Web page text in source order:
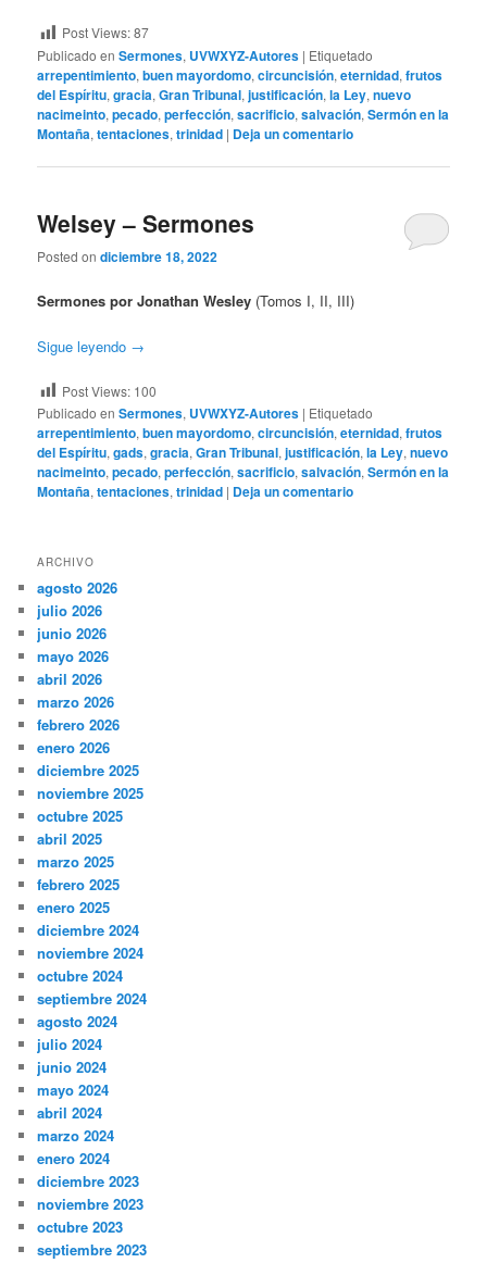
Post Views:87
Publicado en Sermones, UVWXYZ-Autores | Etiquetado
arrepentimiento,buen mayordomo,circuncisión,eternidad,frutos
del Espíritu,gracia,Gran Tribunal,justificación,la Ley,nuevo
nacimeinto,pecado,perfección,sacrificio,salvación,Sermón en la
Montaña,tentaciones,trinidad | Deja un comentario
Welsey – Sermones
Posted ondiciembre 18, 2022
Sermones por Jonathan Wesley (Tomos I, II, III)
Sigue leyendo →
Post Views: 100
Publicado en Sermones, UVWXYZ-Autores | Etiquetado
arrepentimiento,buen mayordomo,circuncisión,eternidad,frutos
del Espíritu,gads,gracia,Gran Tribunal,justificación,la Ley,nuevo
nacimeinto,pecado,perfección,sacrificio,salvación,Sermón en la
Montaña,tentaciones,trinidad | Deja un comentario
ARCHIVO
agosto 2026
julio 2026
junio 2026
mayo 2026
abril 2026
marzo 2026
febrero 2026
enero 2026
diciembre 2025
noviembre 2025
octubre 2025
abril 2025
marzo 2025
febrero 2025
enero 2025
diciembre 2024
noviembre 2024
octubre 2024
septiembre 2024
agosto 2024
julio 2024
junio 2024
mayo 2024
abril 2024
marzo 2024
enero 2024
diciembre 2023
noviembre 2023
octubre 2023
septiembre 2023